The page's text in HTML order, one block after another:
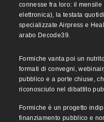
connesse fra loro: il
elettronica), la testata
specializzate Airpress e
arabo Decode39.
Formiche vanta poi un
formati di convegni,
pubblico e a porte chiuse,
riconosciuto nel dibattito
Formiche è un progetto
finanziamento pubblico e